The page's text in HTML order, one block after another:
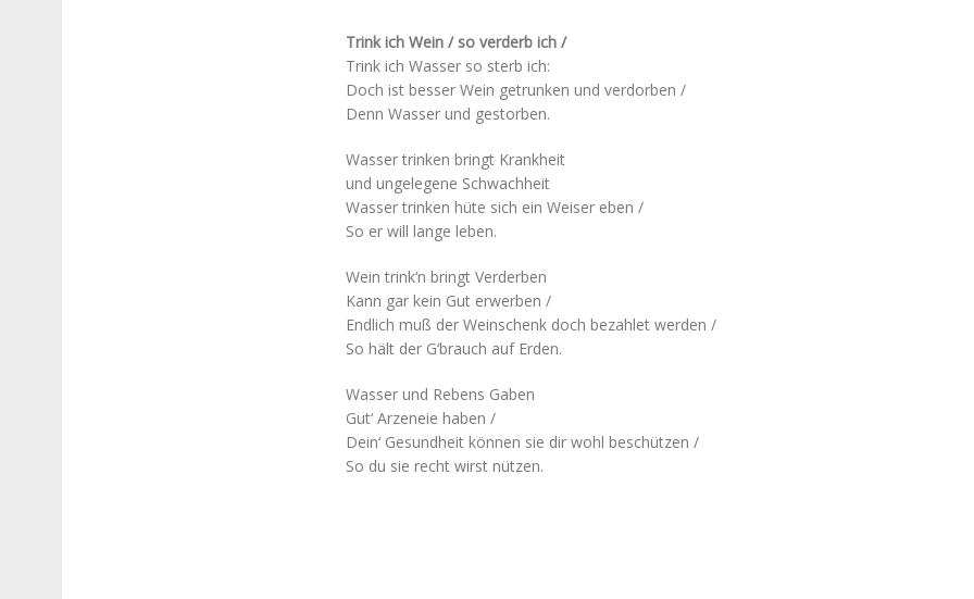
Trink ich Wein / so verderb ich /
Trink ich Wasser so sterb ich:
Doch ist besser Wein getrunken und verdorben /
Denn Wasser und gestorben.
Wasser trinken bringt Krankheit
und ungelegene Schwachheit
Wasser trinken hüte sich ein Weiser eben /
So er will lange leben.
Wein trink‘n bringt Verderben
Kann gar kein Gut erwerben /
Endlich muß der Weinschenk doch bezahlet werden /
So hält der G‘brauch auf Erden.
Wasser und Rebens Gaben
Gut‘ Arzeneie haben /
Dein‘ Gesundheit können sie dir wohl beschützen /
So du sie recht wirst nützen.